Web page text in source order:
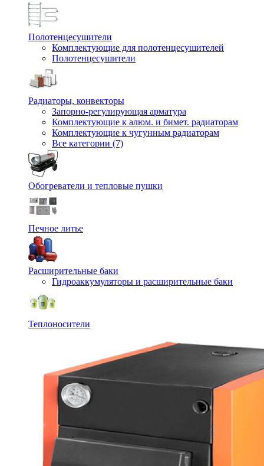
Полотенцесушители
Комплектующие для полотенцесушителей
Полотенцесушители
Радиаторы, конвекторы
Запорно-регулирующая арматура
Комплектующие к алюм. и бимет. радиаторам
Комплектующие к чугунным радиаторам
Все категории (7)
Обогреватели и тепловые пушки
Печное литье
Расширительные баки
Гидроаккумуляторы и расширительные баки
Теплоносители